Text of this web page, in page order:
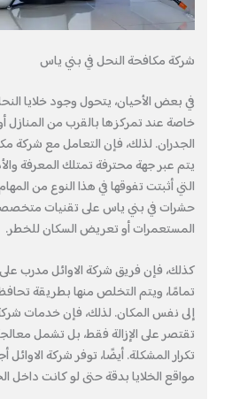
شركة مكافحة النحل في بني ياس
في بعض الأحيان، يتحول وجود خلايا
خاصة عند تمركزها بالقرب من المنازل
الجدران. لذلك، فإن التعامل مع شركة
يتم عبر جهة محترفة تمتلك المعرفة
التي أثبتت تفوقها في هذا النوع من
حشرات في بني ياس على تقنيات متخصصة
المستعمرات أو تعريض السكان للخطر.
كذلك، فإن فريق شركة الاوائل مدرب على
تمامًا، ويتم التخلص منها بطريقة
إلى نفس المكان. لذلك، فإن خدمات
تقتصر على الإزالة فقط، بل تشمل
تكرار المشكلة. أيضًا، توفر شركة
مواقع الخلايا بدقة حتى لو كانت داخل